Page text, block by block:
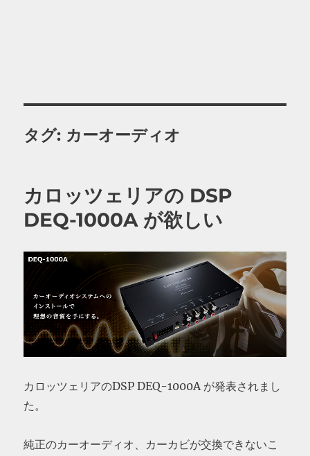
タグ: カーオーディオ
カロッツェリアの DSP
DEQ-1000A が欲しい
カロッツェリアのDSP DEQ-1000A が発表されまし
た。
純正のカーオーディオ、カーカビが交換できないこ